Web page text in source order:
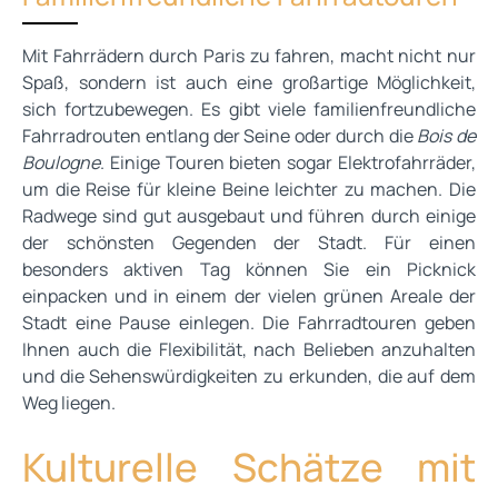
Mit Fahrrädern durch Paris zu fahren, macht nicht nur
Spaß, sondern ist auch eine großartige Möglichkeit,
sich fortzubewegen. Es gibt viele familienfreundliche
Fahrradrouten entlang der Seine oder durch dieBois de
Boulogne. Einige Touren bieten sogar Elektrofahrräder,
um die Reise für kleine Beine leichter zu machen. Die
Radwege sind gut ausgebaut und führen durch einige
der schönsten Gegenden der Stadt. Für einen
besonders aktiven Tag können Sie ein Picknick
einpacken und in einem der vielen grünen Areale der
Stadt eine Pause einlegen. Die Fahrradtouren geben
Ihnen auch die Flexibilität, nach Belieben anzuhalten
und die Sehenswürdigkeiten zu erkunden, die auf dem
Weg liegen.
Kulturelle Schätze mit